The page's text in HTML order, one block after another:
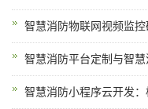
智慧消防物联网视频监
智慧消防平台定制与智
智慧消防小程序云开发